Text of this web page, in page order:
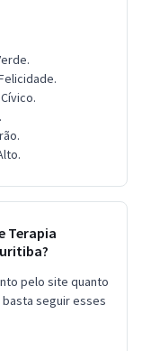
Terapia
pelo site quanto
seguir esses